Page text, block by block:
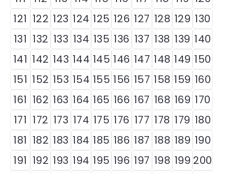
121 122 123 124 125 126 127 128 129 130
131 132 133 134 135 136 137 138 139 140
141 142 143 144 145 146 147 148 149 150
151 152 153 154 155 156 157 158 159 160
161 162 163 164 165 166 167 168 169 170
171 172 173 174 175 176 177 178 179 180
181 182 183 184 185 186 187 188 189 190
191 192 193 194 195 196 197 198 199 200